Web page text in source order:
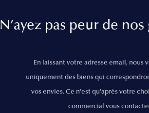
N’ayez pas peur de
En laissant votre adresse email, nous
uniquement des biens qui
vos envies. Ce n'est qu'après votre
commercial vous